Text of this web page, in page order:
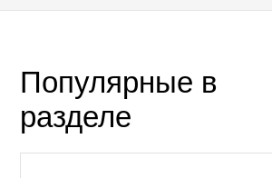
Популярные в
разделе